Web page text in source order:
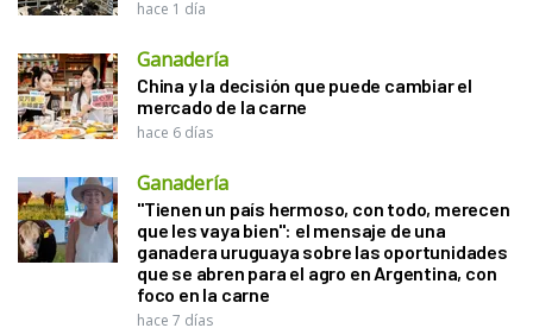
hace 1 día
Ganadería
China y la decisión que puede cambiar el
mercado de la carne
hace 6 días
Ganadería
"Tienen un país hermoso, con todo, merecen
que les vaya bien": el mensaje de una
ganadera uruguaya sobre las oportunidades
que se abren para el agro en Argentina, con
foco en la carne
hace 7 días